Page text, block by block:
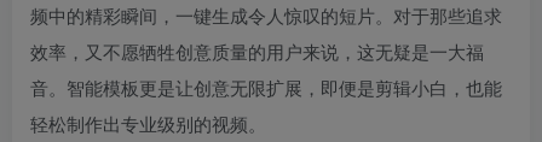
频中的精彩瞬间，一键生成令人惊叹的短片。对于那些追求
效率，又不愿牺牲创意质量的用户来说，这无疑是一大福
音。智能模板更是让创意无限扩展，即便是剪辑小白，也能
轻松制作出专业级别的视频。